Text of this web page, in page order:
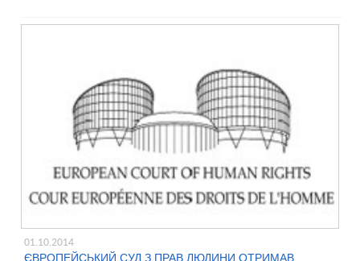
01.10.2014
ЄВРОПЕЙСЬКИЙ СУД З ПРАВ ЛЮДИНИ ОТРИМАВ